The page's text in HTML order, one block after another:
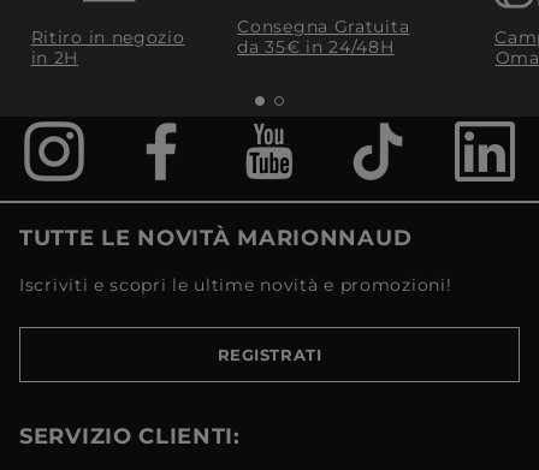
Ritiro in negozio
in 2H
Consegna Gratuita
da 35€​ in 24/48H
TUTTE LE NOVITÀ MARIONNAUD
Iscriviti e scopri le ultime novità e promozioni!
REGISTRATI
SERVIZIO CLIENTI: